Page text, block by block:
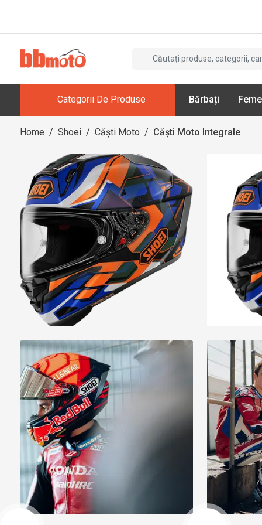
Categorii De Produse Bărbați
Home / Shoei / Căști Moto / Căști Moto Integrale